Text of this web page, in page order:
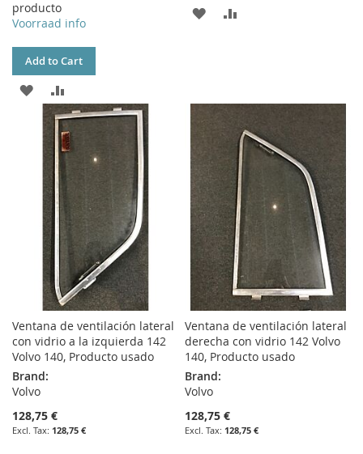
producto
Voorraad info
Add to Cart
ADD
TO
WISH
LIST
TO
COMPARE
ADD
Ventana de ventilación lateral
con vidrio a la izquierda 142
Volvo 140, Producto usado
Brand:
Volvo
128,75 €
128,75 €
Ventana de ventilación lateral
derecha con vidrio 142 Volvo
140, Producto usado
Brand:
Volvo
128,75 €
128,75 €